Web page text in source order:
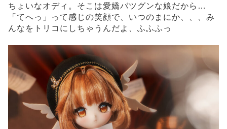
ちょいなオディ。そこは愛嬌バツグンな娘だから…
「てへっ」って感じの笑顔で、いつのまにか、、、み
んなをトリコにしちゃうんだよ、ふふふっ